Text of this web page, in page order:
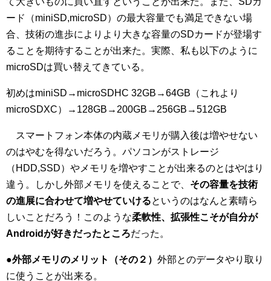
ード（miniSD,microSD）の最大容量でも満足できない場
合、技術の進歩によりより大きな容量のSDカードが登場す
ることを期待することが出来た。実際、私も以下のように
microSDは買い替えてきている。
初めはminiSD→microSDHC 32GB→64GB（これより
microSDXC）→128GB→200GB→256GB→512GB
スマートフォン本体の内蔵メモリが購入後は増やせない
のはやむを得ないだろう。パソコンがストレージ
（HDD,SSD）やメモリを増やすことが出来るのとはやはり
違う。しかし外部メモリを使えることで、 その容量を技術
の進展に合わせて増やせていけるというのはなんと素晴ら
しいことだろう！このような柔軟性、拡張性こそが自分が
Androidが好きだったところだった。
●外部メモリのメリット（その２） 外部とのデータやり取り
に使うことが出来る。